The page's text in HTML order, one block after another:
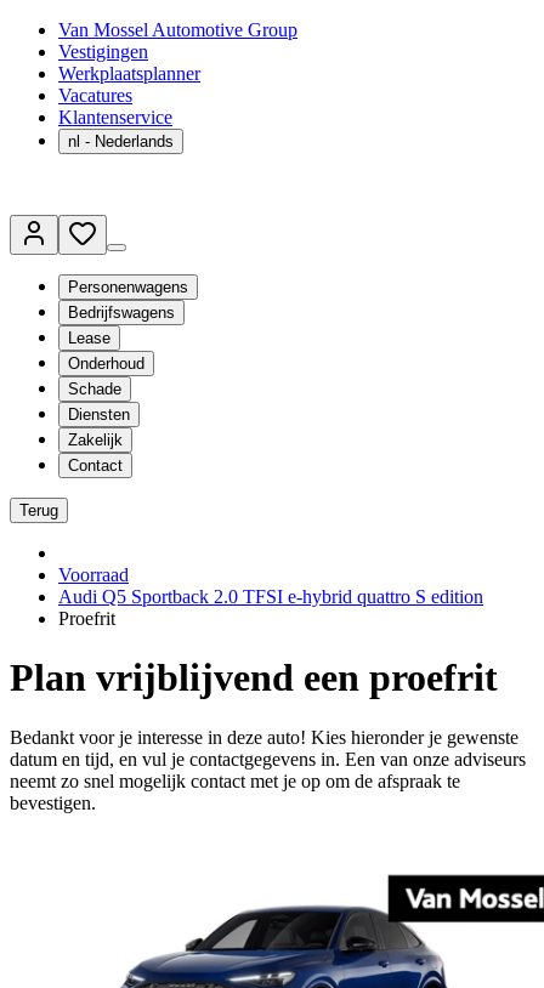
Van Mossel Automotive Group
Vestigingen
Werkplaatsplanner
Vacatures
Klantenservice
nl - Nederlands
Personenwagens
Bedrijfswagens
Lease
Onderhoud
Schade
Diensten
Zakelijk
Contact
Terug
Voorraad
Audi Q5 Sportback 2.0 TFSI e-hybrid quattro S edition
Proefrit
Plan vrijblijvend een proefrit
Bedankt voor je interesse in deze auto! Kies hieronder je gewenste
datum en tijd, en vul je contactgegevens in. Een van onze adviseurs
neemt zo snel mogelijk contact met je op om de afspraak te
bevestigen.